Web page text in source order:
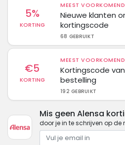
5%
KORTING
MEEST
Nieuwe klanten
kortingscode
68 GEBRUIKT
€5
KORTING
MEEST
Kortingscode
bestelling
192 GEBRUIKT
Mis geen Alensa
door je in te schrijven op de